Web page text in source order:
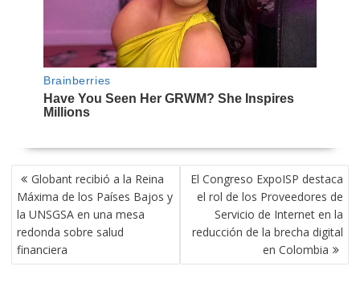
NAVEGACIÓN
DE
ENTRADAS
Globant recibió a la Reina
Máxima de los Países Bajos y
la UNSGSA en una mesa
redonda sobre salud
financiera
El Congreso ExpoISP destaca
el rol de los Proveedores de
Servicio de Internet en la
reducción de la brecha digital
en Colombia